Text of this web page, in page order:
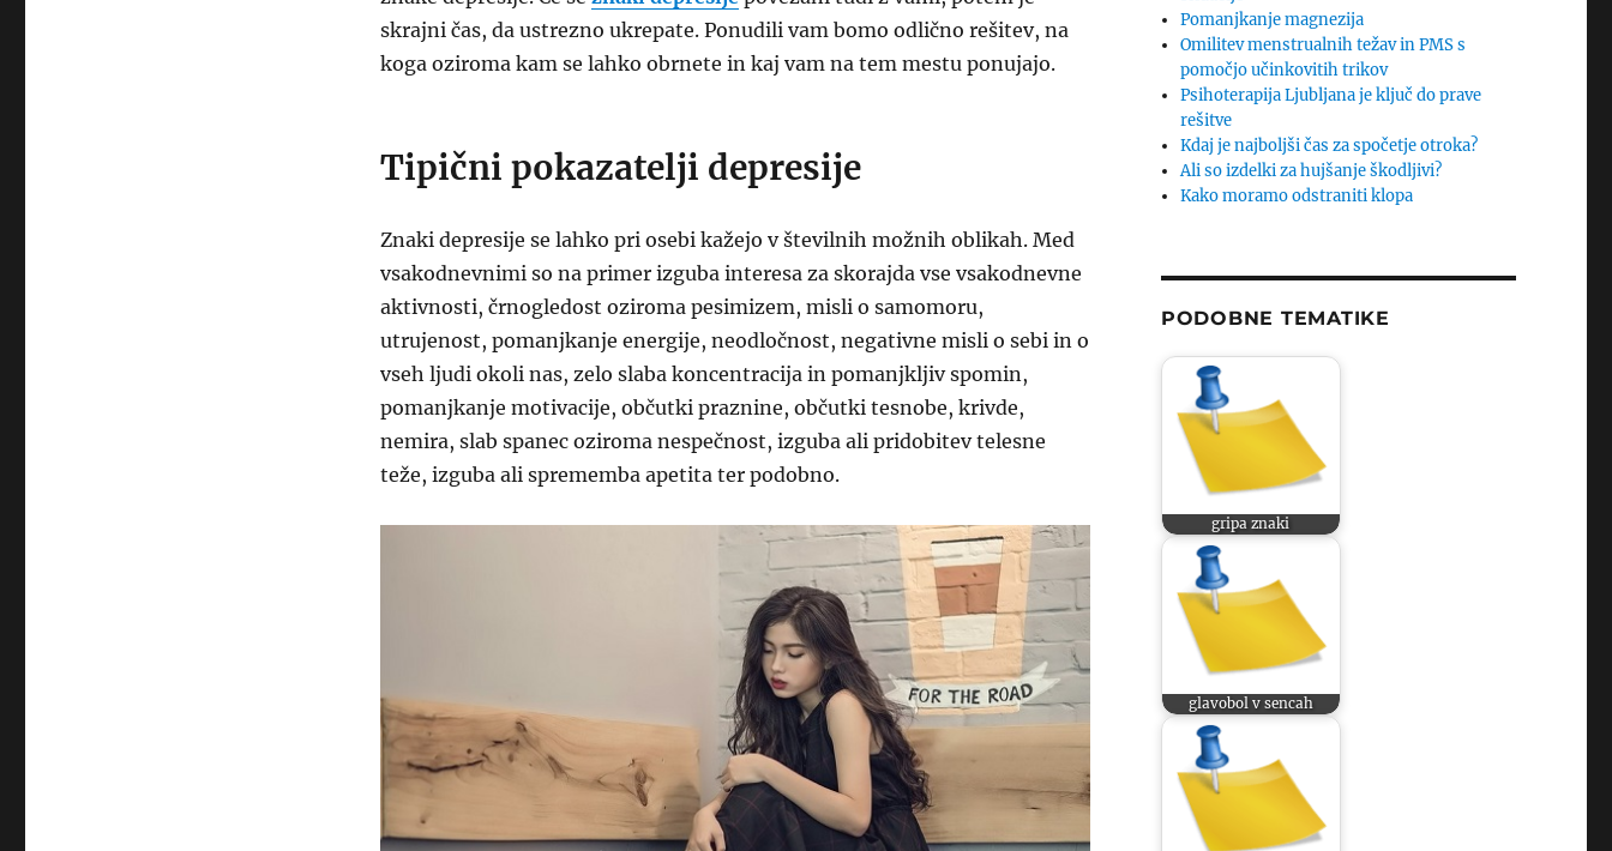
skrajni čas, da ustrezno ukrepate. Ponudili vam bomo odlično rešitev, na
koga oziroma kam se lahko obrnete in kaj vam na tem mestu ponujajo.
Tipični pokazatelji depresije
Znaki depresije se lahko pri osebi kažejo v številnih možnih oblikah. Med
vsakodnevnimi so na primer izguba interesa za skorajda vse vsakodnevne
aktivnosti, črnogledost oziroma pesimizem, misli o samomoru,
utrujenost, pomanjkanje energije, neodločnost, negativne misli o sebi in o
vseh ljudi okoli nas, zelo slaba koncentracija in pomanjkljiv spomin,
pomanjkanje motivacije, občutki praznine, občutki tesnobe, krivde,
nemira, slab spanec oziroma nespečnost, izguba ali pridobitev telesne
teže, izguba ali sprememba apetita ter podobno.
Pomanjkanje magnezija
Omilitev menstrualnih težav in PMS s
pomočjo učinkovitih trikov
Psihoterapija Ljubljana je ključ do prave
rešitve
Kdaj je najboljši čas za spočetje otroka?
Ali so izdelki za hujšanje škodljivi?
Kako moramo odstraniti klopa
PODOBNE TEMATIKE
gripa znaki
glavobol v sencah